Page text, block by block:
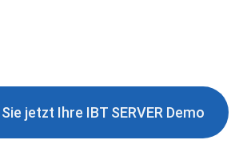
jetzt Ihre IBT SERVER Demo